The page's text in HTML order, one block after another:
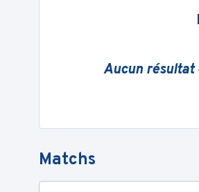
Aucun résultat
Matchs